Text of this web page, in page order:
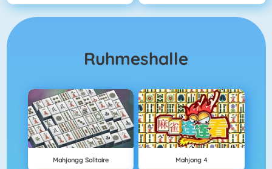
Ruhmeshalle
Mahjongg Solitaire Mahjong 4